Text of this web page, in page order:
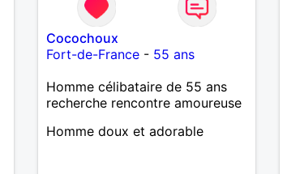
Cocochoux
Fort-de-France- 55 ans
Homme célibataire de 55 ans
recherche rencontre amoureuse
Homme doux et adorable